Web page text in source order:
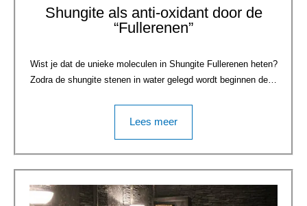
Shungite als anti-oxidant door de
“Fullerenen”
Wist je dat de unieke moleculen in Shungite Fullerenen heten?
Zodra de shungite stenen in water gelegd wordt beginnen de…
Lees meer